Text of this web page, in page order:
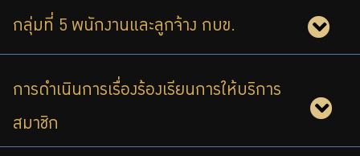
กลุ่มที่ 5 พนักงานและลูกจ้าง กบข.
การดำเนินการเรื่องร้องเรียนการให้บริการ
สมาชิก